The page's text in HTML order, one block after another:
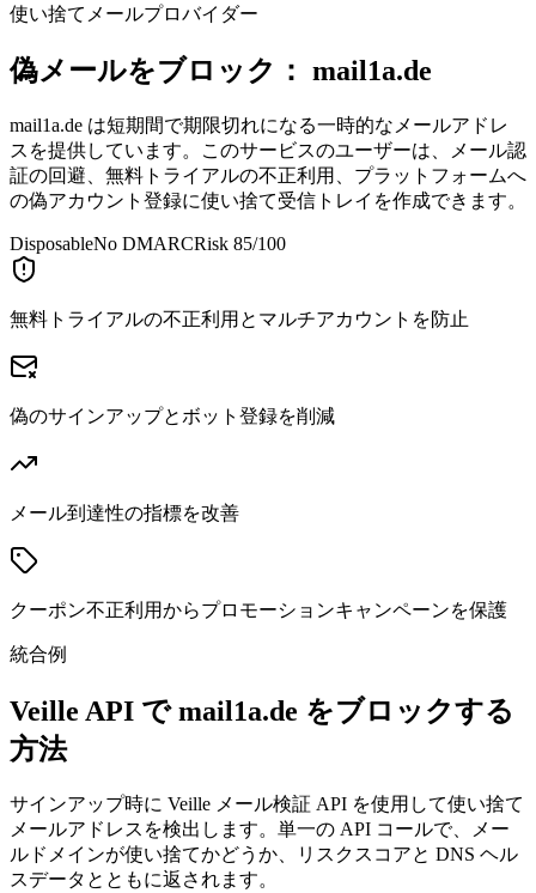
使い捨てメールプロバイダー
偽メールをブロック： mail1a.de
mail1a.de は短期間で期限切れになる一時的なメールアドレ
スを提供しています。このサービスのユーザーは、メール認
証の回避、無料トライアルの不正利用、プラットフォームへ
の偽アカウント登録に使い捨て受信トレイを作成できます。
DisposableNo DMARCRisk 85/100
無料トライアルの不正利用とマルチアカウントを防止
偽のサインアップとボット登録を削減
メール到達性の指標を改善
クーポン不正利用からプロモーションキャンペーンを保護
統合例
Veille API で mail1a.de をブロックする
方法
サインアップ時に Veille メール検証 API を使用して使い捨て
メールアドレスを検出します。単一の API コールで、メー
ルドメインが使い捨てかどうか、リスクスコアと DNS ヘル
スデータとともに返されます。